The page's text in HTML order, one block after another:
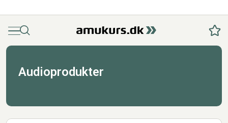
MenuSøg
Audioprodukter